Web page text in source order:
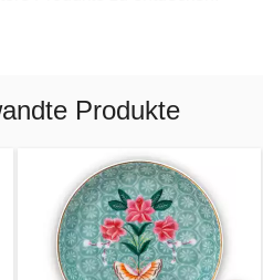
Produkte